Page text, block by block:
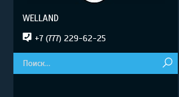
WELLAND
+7 (777) 229-62-25